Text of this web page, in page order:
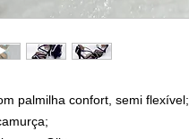
palmilha confort, semi flexível;